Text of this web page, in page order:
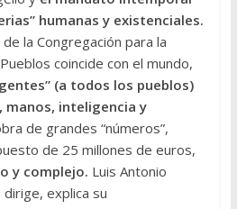
humanas y existenciales.
la Congregación para la
coincide con el mundo,
(a todos los pueblos)
manos, inteligencia y
de grandes “números”,
de 25 millones de euros,
y complejo. Luis Antonio
explica su